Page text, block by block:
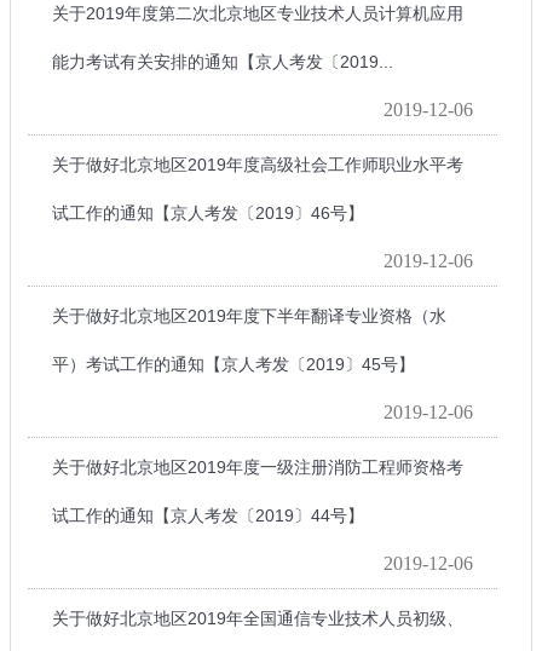
关于2019年度第二次北京地区专业技术人员计算机应用
能力考试有关安排的通知【京人考发〔2019...
2019-12-06
关于做好北京地区2019年度高级社会工作师职业水平考
试工作的通知【京人考发〔2019〕46号】
2019-12-06
关于做好北京地区2019年度下半年翻译专业资格（水
平）考试工作的通知【京人考发〔2019〕45号】
2019-12-06
关于做好北京地区2019年度一级注册消防工程师资格考
试工作的通知【京人考发〔2019〕44号】
2019-12-06
关于做好北京地区2019年全国通信专业技术人员初级、